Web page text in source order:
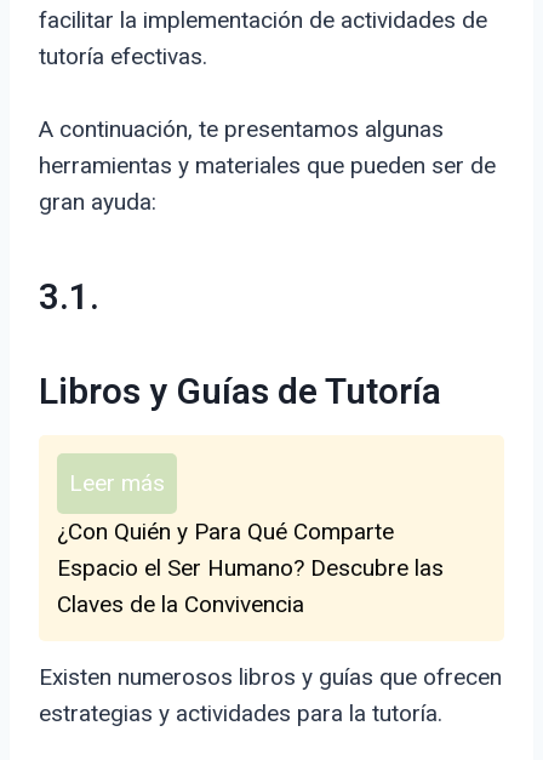
facilitar la implementación de actividades de
tutoría efectivas.
A continuación, te presentamos algunas
herramientas y materiales que pueden ser de
gran ayuda:
3.1.
Libros y Guías de Tutoría
Leer más
¿Con Quién y Para Qué Comparte
Espacio el Ser Humano? Descubre las
Claves de la Convivencia
Existen numerosos libros y guías que ofrecen
estrategias y actividades para la tutoría.